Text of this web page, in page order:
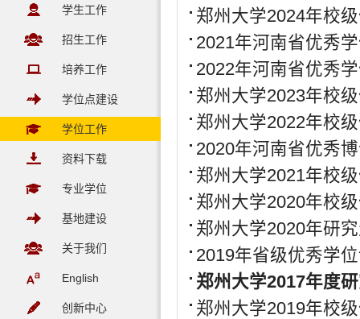
学生工作
招生工作
培养工作
学位点建设
学位工作
资料下载
专业学位
基地建设
关于我们
English
创新中心
郑州大学2024年校
2021年河南省优秀
2022年河南省优秀
郑州大学2023年校
郑州大学2022年校
2020年河南省优秀
郑州大学2021年校
郑州大学2020年校
郑州大学2020年研
2019年省级优秀学
郑州大学2017年度
郑州大学2019年校